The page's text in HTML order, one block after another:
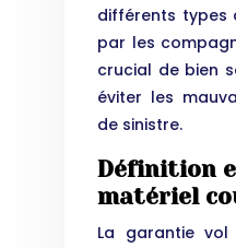
différents types
par les
crucial de bien
éviter les
de sinistre.
Définition
matériel
La garantie